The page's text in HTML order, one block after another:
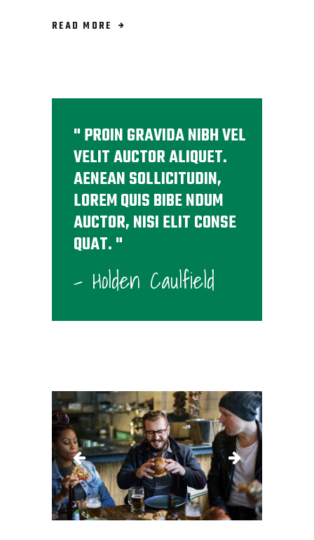
READ MORE
PROIN GRAVIDA NIBH VEL
VELIT AUCTOR ALIQUET.
AENEAN SOLLICITUDIN,
LOREM QUIS BIBE NDUM
AUCTOR, NISI ELIT CONSE
QUAT.
- Holden Caulfield